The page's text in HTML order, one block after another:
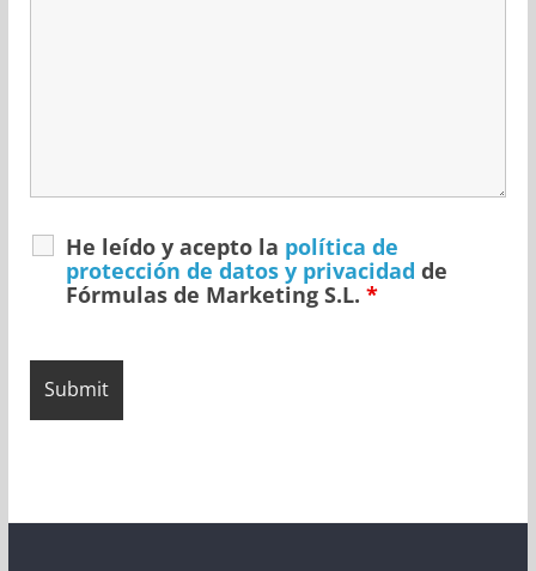
He leído y acepto la política de
protección de datos y privacidad de
Fórmulas de Marketing S.L. *